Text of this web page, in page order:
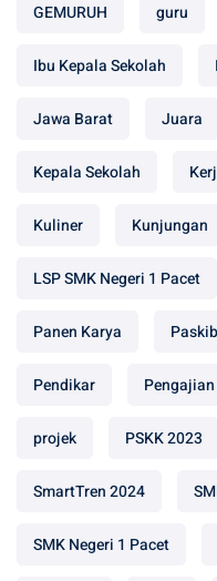
GEMURUH guru
Ibu Kepala Sekolah
Jawa Barat Juara
Kepala Sekolah
Kuliner Kunjungan
LSP SMK Negeri 1 Pacet
Panen Karya
Pendikar Pengajian
projek PSKK 2023
SmartTren 2024
SMK Negeri 1 Pacet